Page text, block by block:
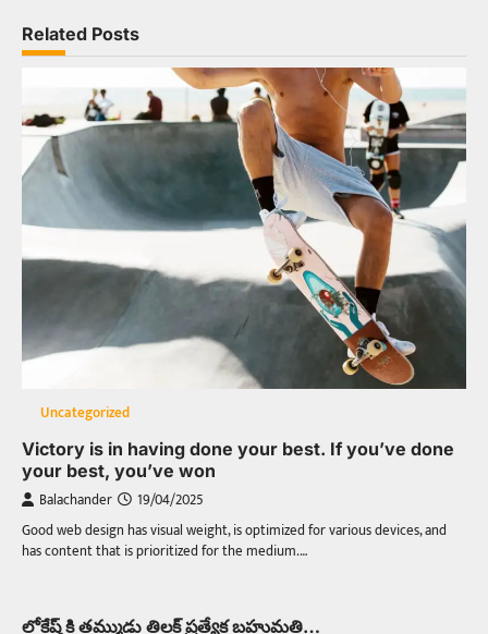
Related Posts
Uncategorized
Victory is in having done your best. If you’ve done
your best, you’ve won
Balachander 19/04/2025
Good web design has visual weight, is optimized for various devices, and
has content that is prioritized for the medium.…
లోకేష్ కి తమ్ముడు తిలక్ ప్రత్యేక బహుమతి…